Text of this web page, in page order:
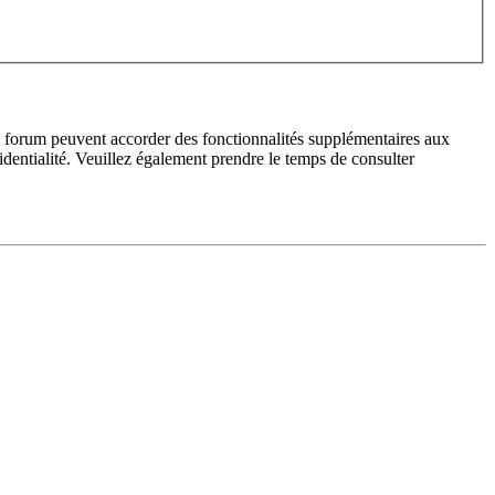
peuvent accorder des fonctionnalités supplémentaires aux
Veuillez également prendre le temps de consulter